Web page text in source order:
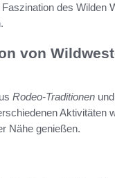
des
von
Rodeo-Traditionen
Aktivitäten
Nähe genießen.